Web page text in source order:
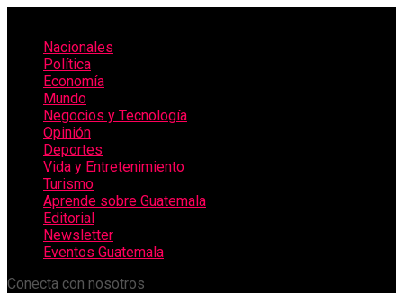
Nacionales
Política
Economía
Mundo
Negocios y Tecnología
Opinión
Deportes
Vida y Entretenimiento
Turismo
Aprende sobre Guatemala
Editorial
Newsletter
Eventos Guatemala
Conecta con nosotros